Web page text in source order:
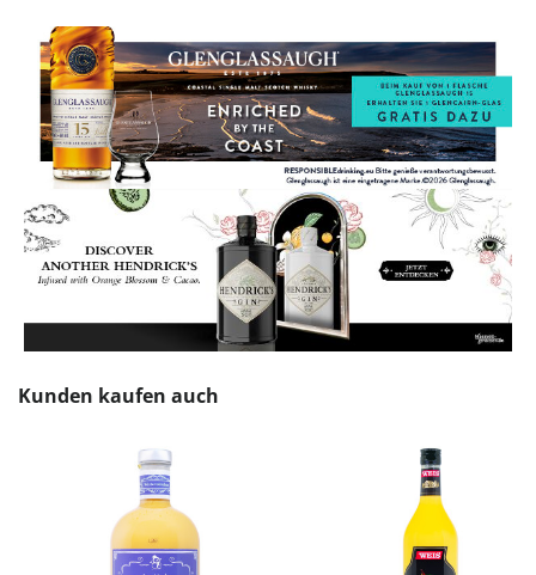
Produktgalerie überspringen
Kunden kaufen auch